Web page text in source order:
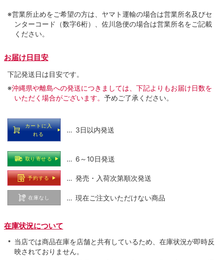
※営業所止めをご希望の方は、ヤマト運輸の場合は営業所名及びセ
ンターコード（数字6桁）、佐川急便の場合は営業所名をご記載
ください。
お届け日目安
下記発送日は目安です。
※沖縄県や離島への発送につきましては、下記よりもお届け日数を
いただく場合がございます。 予めご了承ください。
カートに入
れる
… 3日以内発送
取り寄せる … 6～10日発送
予約する … 発売・入荷次第順次発送
在庫なし … 現在ご注文いただけない商品
在庫状況について
当店では商品在庫を店舗と共有しているため、在庫状況が即時反
映されておりません。